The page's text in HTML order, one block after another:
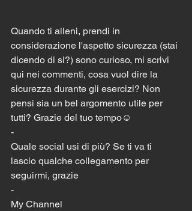
Quando ti alleni, prendi in
considerazione l'aspetto sicurezza (stai
dicendo di si?) sono curioso, mi scrivi
qui nei commenti, cosa vuol dire la
sicurezza durante gli esercizi? Non
pensi sia un bel argomento utile per
tutti? Grazie del tuo tempo☺️
-
Quale social usi di più? Se ti va ti
lascio qualche collegamento per
seguirmi, grazie
-
My Channel